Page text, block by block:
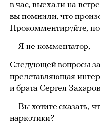
в час, выехали на
вы помнили, что
Прокомментируйте,
— Я не комментатор, —
Следующей вопросы
представляющая
и брата Сергея
— Вы хотите сказать,
наркотики?